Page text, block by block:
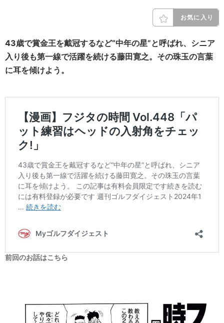
お気に入り
43歳で賞金王を戴冠するなど“中年の星”と呼ばれ、シニア
入り後も第一線で活躍を続ける藤田寛之。その珠玉の言葉
に耳を傾けよう。
前回のお話はこちら